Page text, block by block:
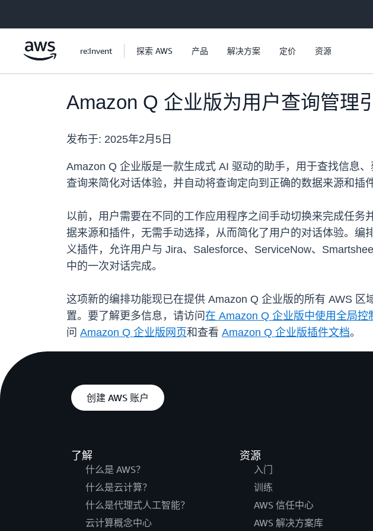
re:Invent 探索 AWS 产品 解决方案 定价 资源
Amazon Q 企业版为用户查询管理
发布于: 2025年2月5日
Amazon Q 企业版是一款生成式 AI 驱动的助手，用于查找信息
查询来简化对话体验，并自动将查询定向到正确的数据来源和插
以前，用户需要在不同的工作应用程序之间手动切换来完成任
据来源和插件，无需手动选择，从而简化了用户的对话体验。
义插件，允许用户与 Jira、Salesforce、ServiceNow、
中的一次对话完成。
这项新的编排功能现已在提供 Amazon Q 企业版的所有 AWS
置。要了解更多信息，请访问 在 Amazon Q 企业版中使用全局控
问 Amazon Q 企业版网页和查看 Amazon Q 企业版插件文档。
创建 AWS 账户
了解
什么是 AWS？
什么是云计算？
什么是代理式人工智能？
云计算概念中心
资源
入门
训练
AWS 信任中心
AWS 解决方案库